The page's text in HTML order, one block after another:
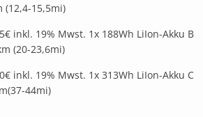
(12,4-15,5mi)
inkl. 19% Mwst. 1x 188Wh LiIon-Akku B
(20-23,6mi)
inkl. 19% Mwst. 1x 313Wh LiIon-Akku C
44mi)